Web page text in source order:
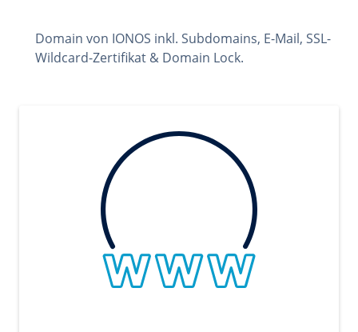
Domain von IONOS inkl. Subdomains, E-Mail, SSL-
Wildcard-Zertifikat & Domain Lock.